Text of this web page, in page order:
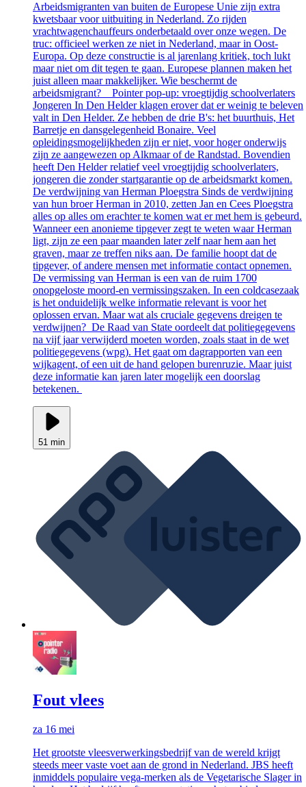
Arbeidsmigranten van buiten de Europese Unie zijn extra
kwetsbaar voor uitbuiting in Nederland. Zo rijden
vrachtwagenchauffeurs onderbetaald over onze wegen. De
truc: officieel werken ze niet in Nederland, maar in Oost-
Europa. Op deze constructie is al jarenlang kritiek, toch lukt
maar niet om dit tegen te gaan. Europese plannen maken het
juist alleen maar makkelijker. Wie beschermt de
arbeidsmigrant? Pointer pop-up: vroegtijdig schoolverlaters
Jongeren In Den Helder klagen erover dat er weinig te beleven
valt in Den Helder. Ze hebben de drie B's: het buurthuis, Het
Barretje en dansgelegenheid Bonaire. Veel
opleidingsmogelijkheden zijn er niet, voor hoger onderwijs
zijn ze aangewezen op Alkmaar of de Randstad. Bovendien
heeft Den Helder relatief veel vroegtijdig schoolverlaters,
jongeren die zonder startgarantie op de arbeidsmarkt komen.
De verdwijning van Herman Ploegstra Sinds de verdwijning
van hun broer Herman in 2010, zetten Jan en Cees Ploegstra
alles op alles om erachter te komen wat er met hem is gebeurd.
Wanneer een anonieme tipgever zegt te weten waar Herman
ligt, zijn ze een paar maanden later zelf naar hem aan het
graven, maar ze treffen niks aan. De familie hoopt dat de
tipgever, of andere mensen met informatie contact opnemen.
De vermissing van Herman is een van de ruim 1700
onopgeloste moord-en vermissingszaken. In een coldcasezaak
is het onduidelijk welke informatie relevant is voor het
oplossen ervan. Maar wat als cruciale gegevens dreigen te
verdwijnen? De Raad van State oordeelt dat politiegegevens
na vijf jaar verwijderd moeten worden, zoals staat in de wet
politiegegevens (wpg). Het gaat om dagrapporten van een
wijkagent, of een uit de hand gelopen burenruzie. Maar juist
deze informatie kan jaren later mogelijk een doorslag
betekenen.
51 min
Fout vlees
za 16 mei
Het grootste vleesverwerkingsbedrijf van de wereld krijgt
steeds meer vaste voet aan de grond in Nederland. JBS heeft
inmiddels populaire vega-merken als de Vegetarische Slager in